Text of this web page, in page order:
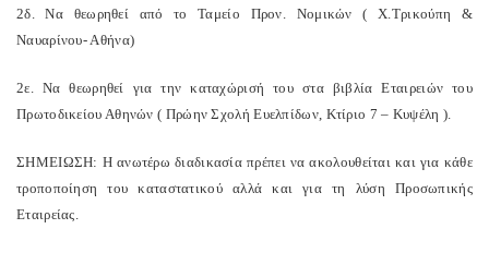
2δ. Να θεωρηθεί από το Ταμείο Προν. Νομικών ( Χ.Τρικούπη &
Ναυαρίνου- Αθήνα)
2ε. Να θεωρηθεί για την καταχώρισή του στα βιβλία Εταιρειών του
Πρωτοδικείου Αθηνών ( Πρώην Σχολή Ευελπίδων, Κτίριο 7 – Κυψέλη ).
ΣΗΜΕΙΩΣΗ: Η ανωτέρω διαδικασία πρέπει να ακολουθείται και για κάθε
τροποποίηση του καταστατικού αλλά και για τη λύση Προσωπικής
Εταιρείας.